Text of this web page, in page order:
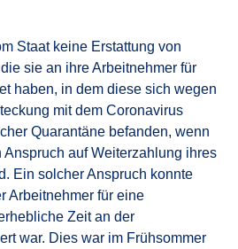
Staat keine Erstattung von
sie an ihre Arbeitnehmer für
haben, in dem diese sich wegen
mit dem Coronavirus
Quarantäne befanden, wenn
auf Weiterzahlung ihres
Ein solcher Anspruch konnte
Arbeitnehmer für eine
Zeit an der
war. Dies war im Frühsommer